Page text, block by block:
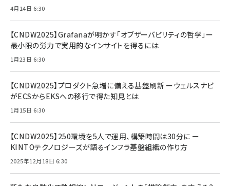
4月14日 6:30
【CNDW2025】Grafanaが明かす「オブザーバビリティの哲学」ー
最小限の労力で実用的なインサイトを得るには
1月23日 6:30
【CNDW2025】プロダクト急増に備える基盤刷新 ーウェルスナビ
がECSからEKSへの移行で得た知見とは
1月15日 6:30
【CNDW2025】250環境を5人で運用、構築時間は30分に ー
KINTOテクノロジーズが語るインフラ基盤組織の作り方
2025年12月18日 6:30